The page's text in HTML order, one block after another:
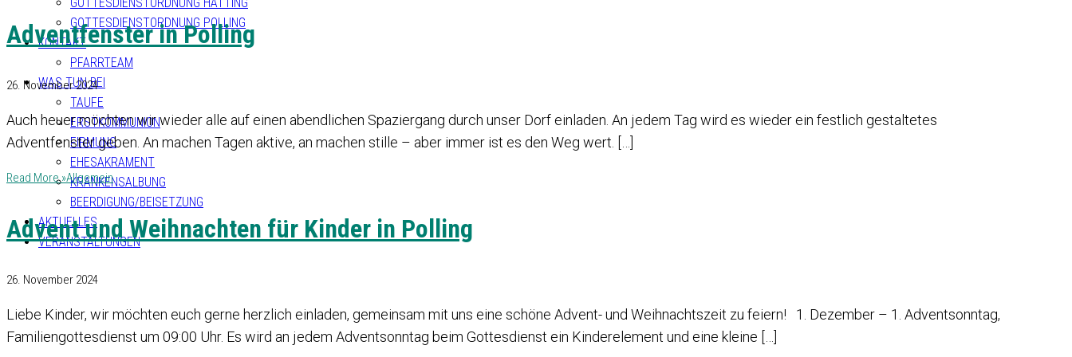
GOTTESDIENSTORDNUNG POLLING
KONTAKT
PFARRTEAM
WAS TUN BEI
TAUFE
ERSTKOMMUNION
FIRMUNG
EHESAKRAMENT
KRANKENSALBUNG
BEERDIGUNG/BEISETZUNG
AKTUELLES
VERANSTALTUNGEN
Adventfenster in Polling
26. November 2024
Auch heuer möchten wir wieder alle auf einen abendlichen Spaziergang durch unser Dorf einladen. An jedem Tag wird es wieder ein festlich gestaltetes
Adventfenster geben. An machen Tagen aktive, an machen stille – aber immer ist es den Weg wert. […]
Read More »Allgemein
Advent und Weihnachten für Kinder in Polling
26. November 2024
Liebe Kinder, wir möchten euch gerne herzlich einladen, gemeinsam mit uns eine schöne Advent- und Weihnachtszeit zu feiern! 1. Dezember – 1. Adventsonntag,
Familiengottesdienst um 09:00 Uhr. Es wird an jedem Adventsonntag beim Gottesdienst ein Kinderelement und eine kleine […]